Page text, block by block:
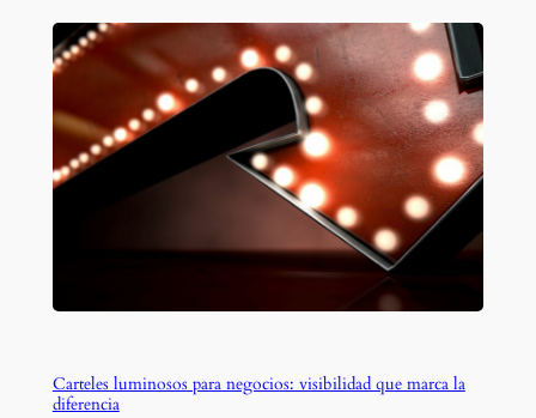
Carteles luminosos para negocios: visibilidad que marca la
diferencia